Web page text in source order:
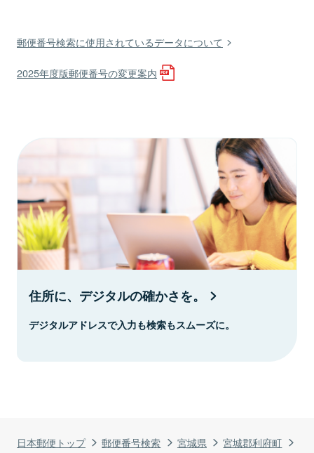
日本郵便トップ 郵便番号検索 宮城県
宮城郡利府町
郵便番号検索に使用されているデータについて
2025年度版郵便番号の変更案内
住所に、デジタルの確かさを。
デジタルアドレスで入力も検索もスムーズに。